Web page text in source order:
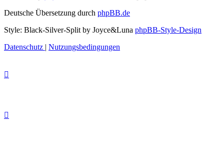
Deutsche Übersetzung durch phpBB.de
Style: Black-Silver-Split by Joyce&Luna phpBB-Style-Design
Datenschutz | Nutzungsbedingungen